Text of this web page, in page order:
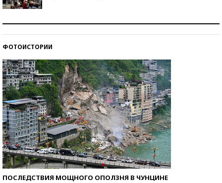
ФОТОИСТОРИИ
ПОСЛЕДСТВИЯ МОЩНОГО ОПОЛЗНЯ В ЧУНЦИНЕ